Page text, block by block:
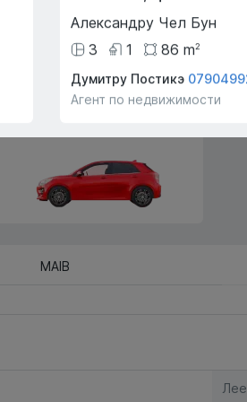
в обмен
Просмотр на транспорте
MAIB
Александру Чел Бун
3
1 86 m2
Думитру Постикэ
Агент по недвижимости